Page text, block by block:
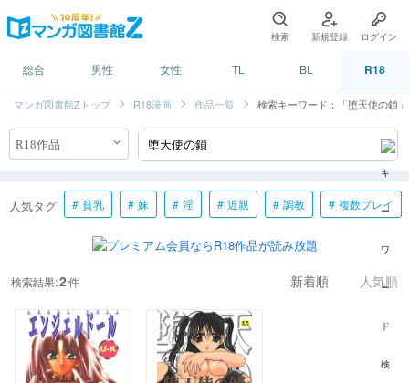
検索 新規登録 ログイン
総合 男性 女性 TL BL R18
マンガ図書館Zトップ R18漫画 作品一覧 検索キーワード：「堕天使の鎖」
人気タグ 貧乳 妹 淫 近親 調教 複数プレイ
検索結果:2件 新着順 人気順